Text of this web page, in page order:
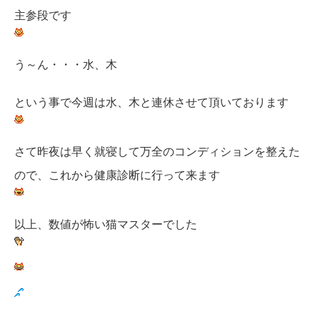
主参段です
う～ん・・・水、木
という事で今週は水、木と連休させて頂いております
さて昨夜は早く就寝して万全のコンディションを整えた
ので、これから健康診断に行って来ます
以上、数値が怖い猫マスターでした